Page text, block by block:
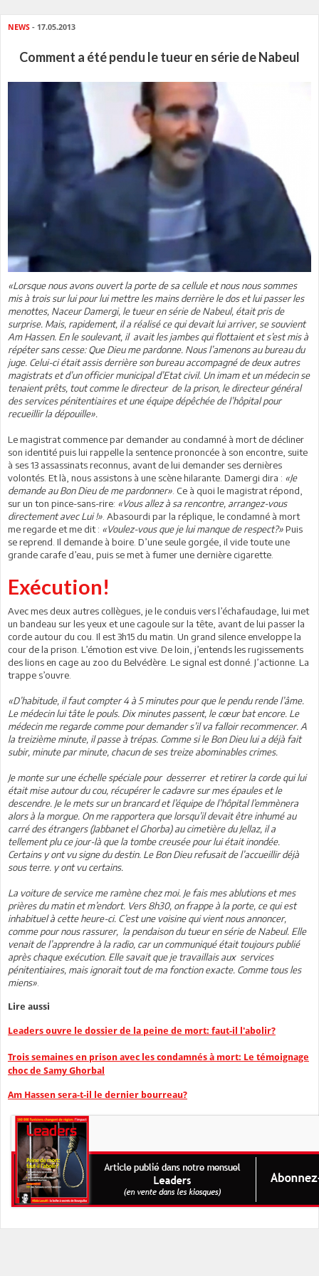
NEWS - 17.05.2013
Comment a été pendu le tueur en série de Nabeul
«Lorsque nous avons ouvert la porte de sa cellule et nous nous sommes
mis à trois sur lui pour lui mettre les mains derrière le dos et lui passer les
menottes, Naceur Damergi, le tueur en série de Nabeul, était pris de
surprise. Mais, rapidement, il a réalisé ce qui devait lui arriver, se souvient
Am Hassen. En le soulevant, il avait les jambes qui flottaient et s’est mis à
répéter sans cesse: Que Dieu me pardonne. Nous l’amenons au bureau du
juge. Celui-ci était assis derrière son bureau accompagné de deux autres
magistrats et d’un officier municipal d’Etat civil. Un imam et un médecin se
tenaient prêts, tout comme le directeur de la prison, le directeur général
des services pénitentiaires et une équipe dépêchée de l’hôpital pour
recueillir la dépouille».
Le magistrat commence par demander au condamné à mort de décliner
son identité puis lui rappelle la sentence prononcée à son encontre, suite
à ses 13 assassinats reconnus, avant de lui demander ses dernières
volontés. Et là, nous assistons à une scène hilarante. Damergi dira : «Je
demande au Bon Dieu de me pardonner» . Ce à quoi le magistrat répond,
sur un ton pince-sans-rire: «Vous allez à sa rencontre, arrangez-vous
directement avec Lui !» . Abasourdi par la réplique, le condamné à mort
me regarde et me dit : «Voulez-vous que je lui manque de respect?»Puis
se reprend. Il demande à boire. D’une seule gorgée, il vide toute une
grande carafe d’eau, puis se met à fumer une dernière cigarette.
Exécution!
Avec mes deux autres collègues, je le conduis vers l’échafaudage, lui met
un bandeau sur les yeux et une cagoule sur la tête, avant de lui passer la
corde autour du cou. Il est 3h15 du matin. Un grand silence enveloppe la
cour de la prison. L’émotion est vive. De loin, j’entends les rugissements
des lions en cage au zoo du Belvédère. Le signal est donné. J’actionne. La
trappe s’ouvre.
«D’habitude, il faut compter 4 à 5 minutes pour que le pendu rende l’âme.
Le médecin lui tâte le pouls. Dix minutes passent, le cœur bat encore. Le
médecin me regarde comme pour demander s’il va falloir recommencer. A
la treizième minute, il passe à trépas. Comme si le Bon Dieu lui a déjà fait
subir, minute par minute, chacun de ses treize abominables crimes.
Je monte sur une échelle spéciale pour desserrer et retirer la corde qui lui
était mise autour du cou, récupérer le cadavre sur mes épaules et le
descendre. Je le mets sur un brancard et l’équipe de l’hôpital l’emmènera
alors à la morgue. On me rapportera que lorsqu’il devait être inhumé au
carré des étrangers (Jabbanet el Ghorba) au cimetière du Jellaz, il a
tellement plu ce jour-là que la tombe creusée pour lui était inondée.
Certains y ont vu signe du destin. Le Bon Dieu refusait de l’accueillir déjà
sous terre. y ont vu certains.
La voiture de service me ramène chez moi. Je fais mes ablutions et mes
prières du matin et m’endort. Vers 8h30, on frappe à la porte, ce qui est
inhabituel à cette heure-ci. C’est une voisine qui vient nous annoncer,
comme pour nous rassurer, la pendaison du tueur en série de Nabeul. Elle
venait de l’apprendre à la radio, car un communiqué était toujours publié
après chaque exécution. Elle savait que je travaillais aux services
pénitentiaires, mais ignorait tout de ma fonction exacte. Comme tous les
miens»
Lire aussi
Leaders ouvre le dossier de la peine de mort: faut-il l'abolir?
Trois semaines en prison avec les condamnés à mort: Le témoignage
choc de Samy Ghorbal
Am Hassen sera-t-il le dernier bourreau?